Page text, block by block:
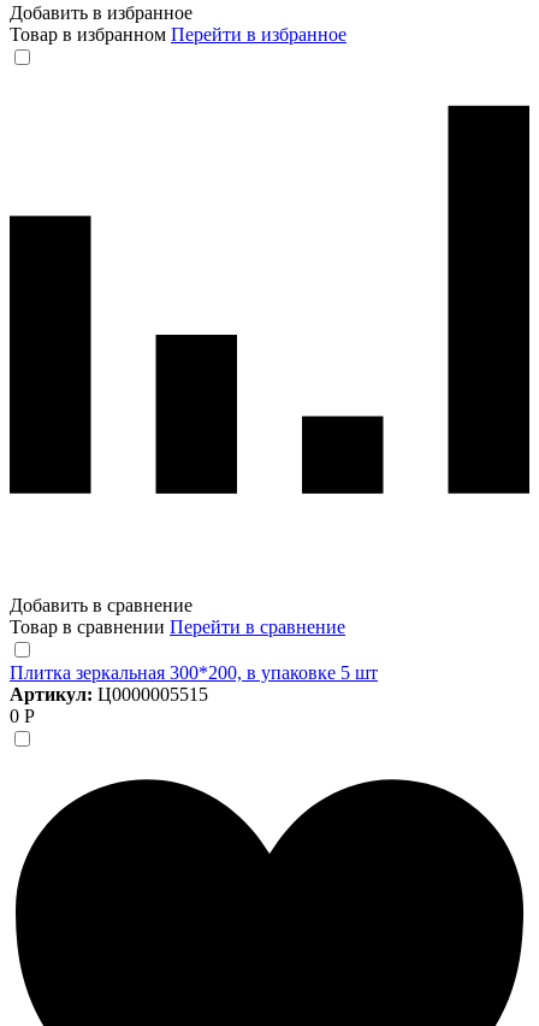
Добавить в избранное
Товар в избранном Перейти в избранное
Добавить в сравнение
Товар в сравнении Перейти в сравнение
Плитка зеркальная 300*200, в упаковке 5 шт
Артикул: Ц0000005515
0 Р